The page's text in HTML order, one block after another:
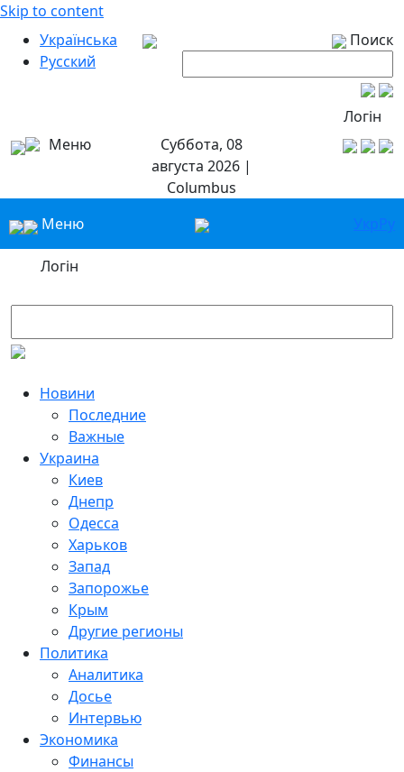
Skip to content
Українська
Русский
Поиск
Логін
Меню
Суббота, 08
августа 2026 |
Columbus
Меню
УкрРу
Логін
Новини
Последние
Важные
Украина
Киев
Днепр
Одесса
Харьков
Запад
Запорожье
Крым
Другие регионы
Политика
Аналитика
Досье
Интервью
Экономика
Финансы